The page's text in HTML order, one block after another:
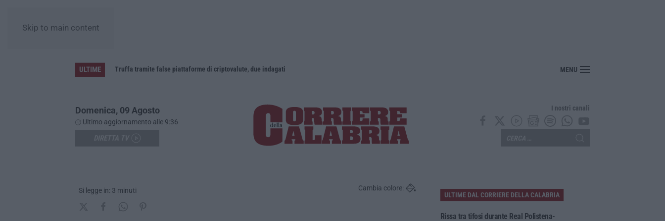
Skip to main content
ULTIME Truffa tramite false piattaforme di criptovalute, due indagati Reggio Calabria, Zoppas: «Il Vinitaly è uno strumento incredibile per gli imprenditori»
MENU
Domenica, 09 Agosto
Ultimo aggiornamento alle 9:36
I nostri canali
Si legge in: 3 minuti Cambia colore:
ULTIME DAL CORRIERE DELLA CALABRIA
Rissa tra tifosi durante Real Polistena-